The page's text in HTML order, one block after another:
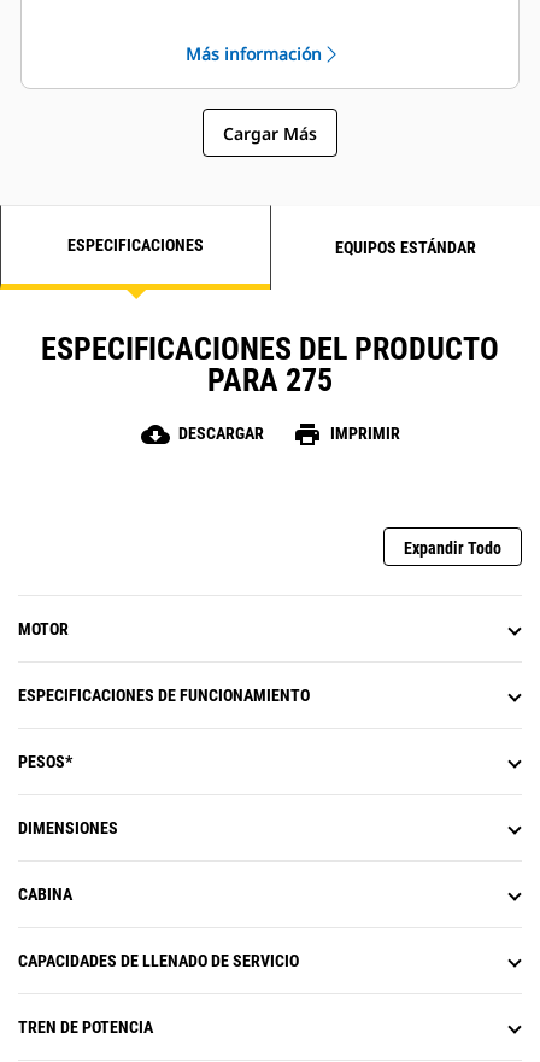
permite una mejor retención de la
Más información
Cargar Más
ESPECIFICACIONES EQUIPOS ESTÁNDAR
ESPECIFICACIONES DEL PRODUCTO
PARA 275
cloud_download DESCARGAR print IMPRIMIR
Expandir Todo
MOTOR
ESPECIFICACIONES DE FUNCIONAMIENTO
PESOS*
DIMENSIONES
CABINA
CAPACIDADES DE LLENADO DE SERVICIO
TREN DE POTENCIA